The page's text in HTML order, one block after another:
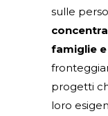
sulle
famiglie
progetti
loro